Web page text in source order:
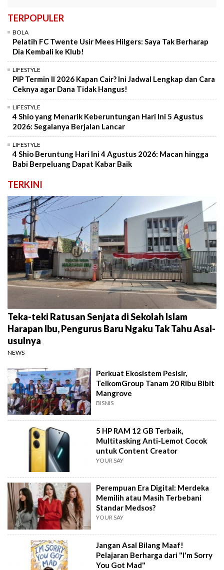
TERPOPULER
BOLA
Pelatih FC Twente Usir Mees Hilgers: Saya Tak Berharap
Dia Kembali ke Klub!
LIFESTYLE
PIP Termin II 2026 Kapan Cair? Ini Jadwal Lengkap dan Cara
Ceknya agar Dana Tidak Hangus!
LIFESTYLE
4 Shio yang Menarik Keberuntungan Hari Ini 5 Agustus
2026: Segalanya Berjalan Lancar
LIFESTYLE
4 Shio Beruntung Hari Ini 4 Agustus 2026: Macan hingga
Babi Berpeluang Dapat Kabar Baik
TERKINI
Teka-teki Ratusan Senjata di Sekolah Islam
Harapan Ibu, Pengurus Baru Ngaku Tak Tahu Asal-
usulnya
NEWS
Perkuat Ekosistem Pesisir,
TelkomGroup Tanam 20 Ribu Bibit
Mangrove
BISNIS
5 HP RAM 12 GB Terbaik,
Multitasking Anti-Lemot Cocok
untuk Content Creator
YOUR SAY
Perempuan Era Digital: Merdeka
Memilih atau Masih Terbebani
Standar Medsos?
YOUR SAY
Jangan Asal Bilang Maaf!
Pelajaran Berharga dari "I'm Sorry
You Got Mad"